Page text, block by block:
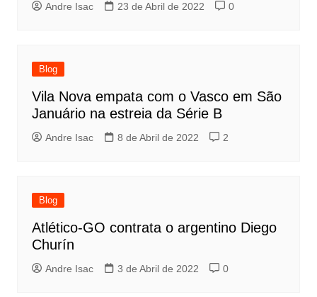
Andre Isac 23 de Abril de 2022 0
Blog
Vila Nova empata com o Vasco em São
Januário na estreia da Série B
Andre Isac 8 de Abril de 2022 2
Blog
Atlético-GO contrata o argentino Diego
Churín
Andre Isac 3 de Abril de 2022 0